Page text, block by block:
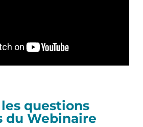
questions
du Webinaire